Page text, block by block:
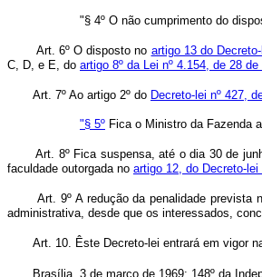
"§ 4º O não cumprimento do
Art. 6º O disposto no artigo 13 do
C, D, e E, do artigo 8º da Lei nº 4.154, de 28
Art. 7º Ao artigo 2º do Decreto-lei nº 427,
"§ 5º Fica o Ministro da Fazenda
Art. 8º Fica suspensa, até o dia 30 de
faculdade outorgada no artigo 12, do Decreto-
Art. 9º A redução da penalidade prevista
administrativa, desde que os interessados,
Art. 10. Êste Decreto-lei entrará em vigor
Brasília, 3 de março de 1969; 148º da